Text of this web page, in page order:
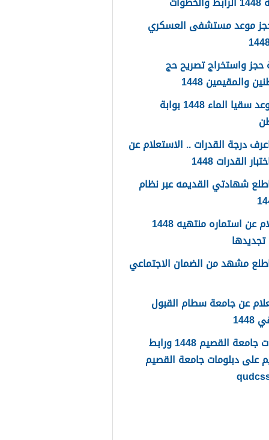
موعد مستشفى العسكري
حجز واستخراج تصريح حج
والمقيمين 1448
حجز موعد سقيا الماء 1448 بوابة
درجة القدرات .. الاستعلام عن
القدرات 1448
شهادتي القديمه عبر نظام
استعلام عن استماره منتهيه 1448
مشهد من الضمان الاجتماعي
عن جامعة سطام القبول
دبلومات جامعة القصيم 1448 ورابط
على دبلومات جامعة القصيم